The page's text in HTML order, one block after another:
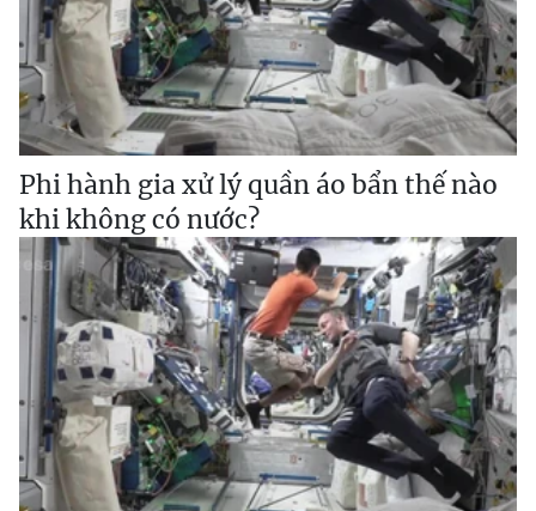
Phi hành gia xử lý quần áo bẩn thế nào
khi không có nước?